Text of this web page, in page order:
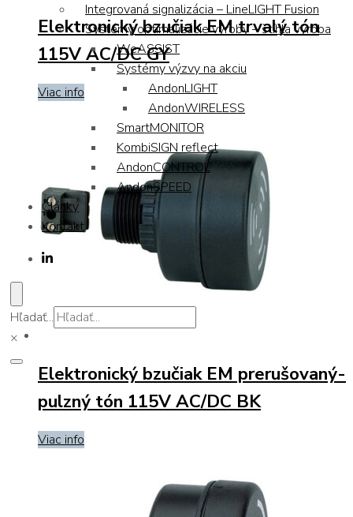
Integrovaná signalizácia – LineLIGHT Fusion
Systémy optimalizácie výroby – štíhla výroba
WeASSIST
Systémy výzvy na akciu
AndonLIGHT
AndonWIRELESS
SmartMONITOR
KombiSIGN reflect
AndonCONTROL
AndonSPEED
Články
Kontakt
Hľadať...
×
Elektronický bzučiak EM trvalý tón
115V AC/DC GY
Viac info
Elektronický bzučiak EM prerušovaný-
pulzný tón 115V AC/DC BK
Viac info